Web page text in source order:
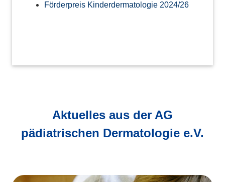
Förderpreis Kinderdermatologie 2024/26
Aktuelles aus der AG
pädiatrischen Dermatologie e.V.